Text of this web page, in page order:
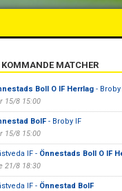
KOMMANDE MATCHER
Boll O IF Herrlag- Broby
15/8 15:00
BoIF- Broby IF
15/8 15:00
IF - Önnestads Boll O IF
21/8 18:30
IF - Önnestad BoIF